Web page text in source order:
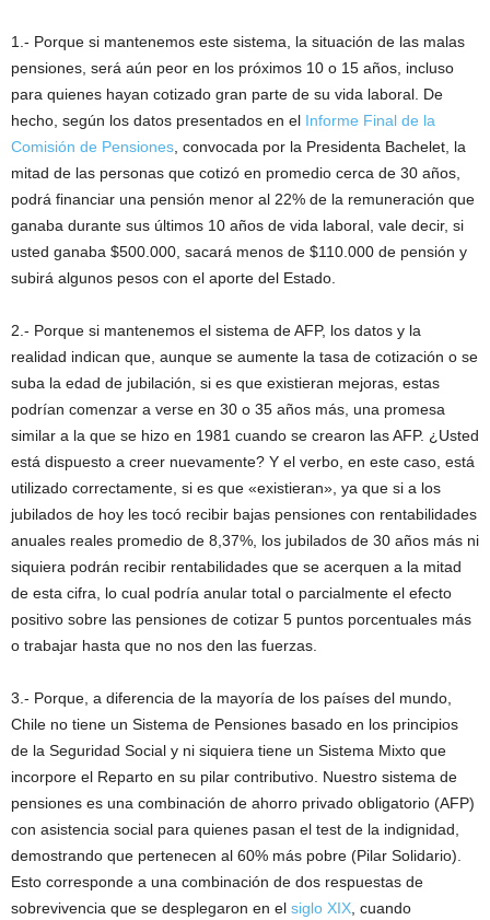
1.- Porque si mantenemos este sistema, la situación de las malas
pensiones, será aún peor en los próximos 10 o 15 años, incluso
para quienes hayan cotizado gran parte de su vida laboral. De
hecho, según los datos presentados en el Informe Final de la
Comisión de Pensiones , convocada por la Presidenta Bachelet, la
mitad de las personas que cotizó en promedio cerca de 30 años,
podrá financiar una pensión menor al 22% de la remuneración que
ganaba durante sus últimos 10 años de vida laboral, vale decir, si
usted ganaba $500.000, sacará menos de $110.000 de pensión y
subirá algunos pesos con el aporte del Estado.
2.- Porque si mantenemos el sistema de AFP, los datos y la
realidad indican que, aunque se aumente la tasa de cotización o se
suba la edad de jubilación, si es que existieran mejoras, estas
podrían comenzar a verse en 30 o 35 años más, una promesa
similar a la que se hizo en 1981 cuando se crearon las AFP. ¿Usted
está dispuesto a creer nuevamente? Y el verbo, en este caso, está
utilizado correctamente, si es que «existieran», ya que si a los
jubilados de hoy les tocó recibir bajas pensiones con rentabilidades
anuales reales promedio de 8,37%, los jubilados de 30 años más ni
siquiera podrán recibir rentabilidades que se acerquen a la mitad
de esta cifra, lo cual podría anular total o parcialmente el efecto
positivo sobre las pensiones de cotizar 5 puntos porcentuales más
o trabajar hasta que no nos den las fuerzas.
3.- Porque, a diferencia de la mayoría de los países del mundo,
Chile no tiene un Sistema de Pensiones basado en los principios
de la Seguridad Social y ni siquiera tiene un Sistema Mixto que
incorpore el Reparto en su pilar contributivo. Nuestro sistema de
pensiones es una combinación de ahorro privado obligatorio (AFP)
con asistencia social para quienes pasan el test de la indignidad,
demostrando que pertenecen al 60% más pobre (Pilar Solidario).
Esto corresponde a una combinación de dos respuestas de
sobrevivencia que se desplegaron en el siglo XIX , cuando